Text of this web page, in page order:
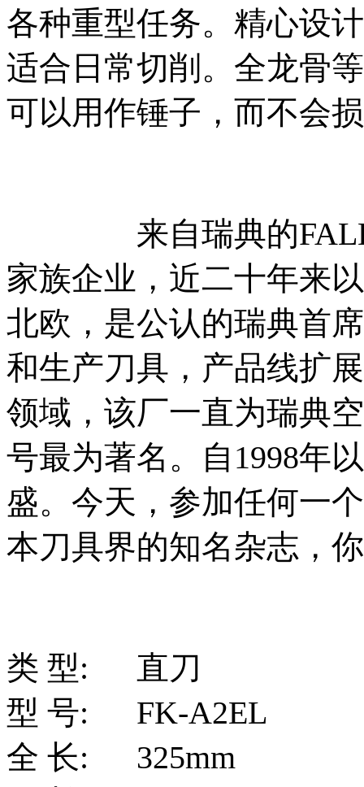
各种重型任务。精心设
适合日常切削。全龙骨
可以用作锤子
来自瑞典的
家族企业，近二十年来
北欧，是公认的瑞典首
和生产刀具，产品线扩
领域，该厂一直为瑞典
号最为著名。自1998年
盛。今天，参加任何一
本刀具界的知名杂志，
类 型:
直刀
型 号:
FK-A2EL
全 长:
325mm